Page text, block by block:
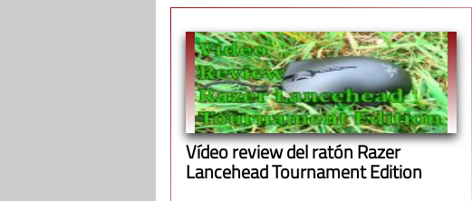
Vídeo review del ratón Razer
Lancehead Tournament Edition